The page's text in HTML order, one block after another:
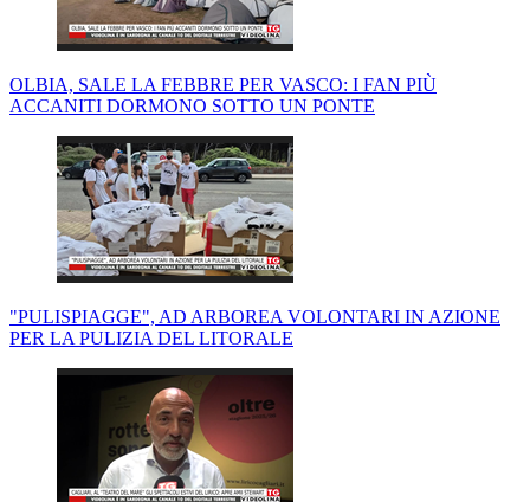
OLBIA, SALE LA FEBBRE PER VASCO: I FAN PIÙ
ACCANITI DORMONO SOTTO UN PONTE
"PULISPIAGGE", AD ARBOREA VOLONTARI IN AZIONE
PER LA PULIZIA DEL LITORALE